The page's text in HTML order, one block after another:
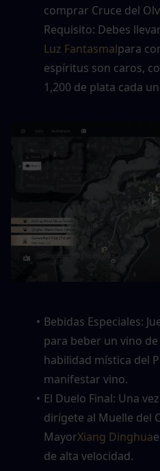
comprar Cruce del
Requisito: Debes
Luz Fantasmalpara
espíritus son caros,
1,200 de plata cada
Bebidas Especiales:
para beber un vino
habilidad mística del
manifestar vino.
El Duelo Final: Una
dirígete al Muelle del
MayorXiang Dinghua
de alta velocidad.